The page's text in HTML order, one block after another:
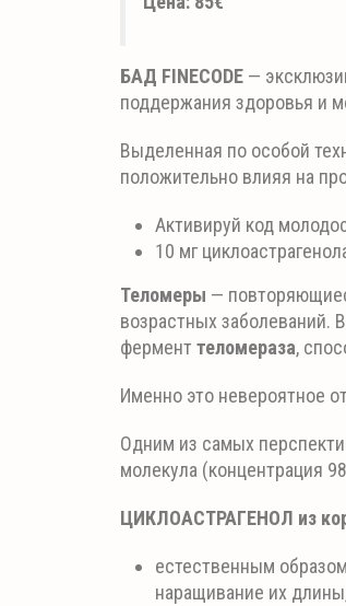
БАД FINECODE —
поддержания здоровья и
Выделенная по особой
положительно влияя на
Активируй код
10 мг
Теломеры —
возрастных заболеваний.
фермент теломераза,
Именно это невероятное
Одним из самых
молекула (концентрация
ЦИКЛОАСТРАГЕНОЛ из
естественным
наращивание их